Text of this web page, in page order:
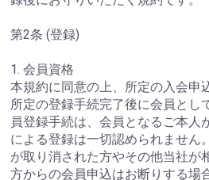
第2条 (登録)
1. 会員資格
本規約に同意の上、所定の入会申
所定の登録手続完了後に会員とし
員登録手続は、会員となるご本人
による登録は一切認められません
が取り消された方やその他当社が
方からの会員申込はお断りする場